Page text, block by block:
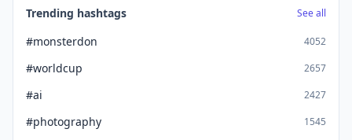
Trending hashtags See all
#monsterdon 4052
#worldcup 2657
#ai 2427
#photography 1545